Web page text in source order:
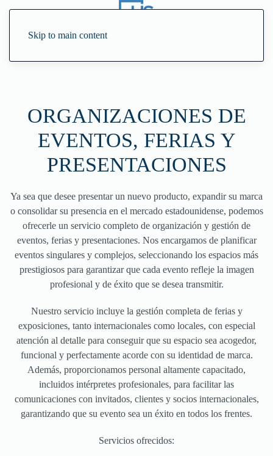
Skip to main content
ORGANIZACIONES DE
EVENTOS, FERIAS Y
PRESENTACIONES
Ya sea que desee presentar un nuevo producto, expandir su marca
o consolidar su presencia en el mercado estadounidense, podemos
ofrecerle un servicio completo de organización y gestión de
eventos, ferias y presentaciones. Nos encargamos de planificar
eventos singulares y complejos, seleccionando los espacios más
prestigiosos para garantizar que cada evento refleje la imagen
profesional y de éxito que se desea transmitir.
Nuestro servicio incluye la gestión completa de ferias y
exposiciones, tanto internacionales como locales, con especial
atención al detalle para conseguir que su espacio sea acogedor,
funcional y perfectamente acorde con su identidad de marca.
Además, proporcionamos personal altamente capacitado,
incluidos intérpretes profesionales, para facilitar las
comunicaciones con invitados, clientes y socios internacionales,
garantizando que su evento sea un éxito en todos los frentes.
Servicios ofrecidos: